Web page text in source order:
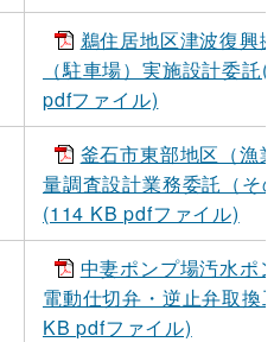
鵜住居地区津波復興
（駐車場）実施設計委託
pdfファイル)
釜石市東部地区（漁
量調査設計業務委託（そ
(114 KB pdfファイル)
中妻ポンプ場汚水ポ
電動仕切弁・逆止弁取換
KB pdfファイル)